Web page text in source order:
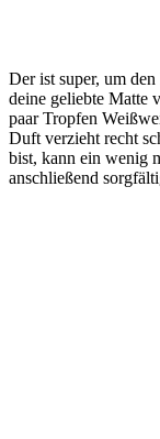
Der ist super, um
deine geliebte Matte
paar Tropfen
Duft verzieht recht
bist, kann ein wenig
anschließend